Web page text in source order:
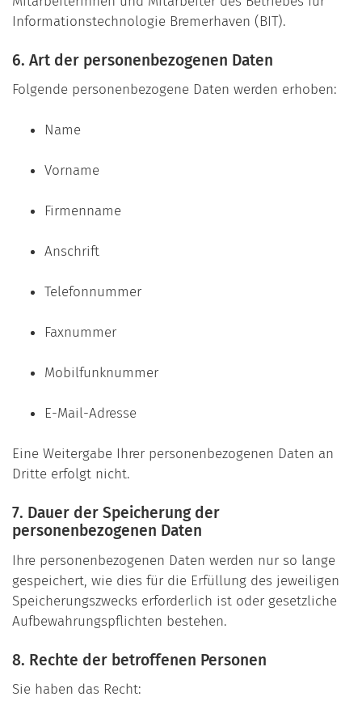
Informationstechnologie Bremerhaven (BIT).
6. Art der personenbezogenen Daten
Folgende personenbezogene Daten werden erhoben:
Name
Vorname
Firmenname
Anschrift
Telefonnummer
Faxnummer
Mobilfunknummer
E-Mail-Adresse
Eine Weitergabe Ihrer personenbezogenen Daten an
Dritte erfolgt nicht.
7. Dauer der Speicherung der
personenbezogenen Daten
Ihre personenbezogenen Daten werden nur so lange
gespeichert, wie dies für die Erfüllung des jeweiligen
Speicherungszwecks erforderlich ist oder gesetzliche
Aufbewahrungspflichten bestehen.
8. Rechte der betroffenen Personen
Sie haben das Recht: